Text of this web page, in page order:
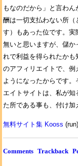
もなのだから」と言わ
酬は一切支払わない所
す）もあった位です。
無いと思いますが、儲
れで利益を得られたか
のアフィリエイトで、例
ようになったからです
エイトサイトは、私が
た所である事も、付け加
無料サイト集 Kooss
Comments Trackback